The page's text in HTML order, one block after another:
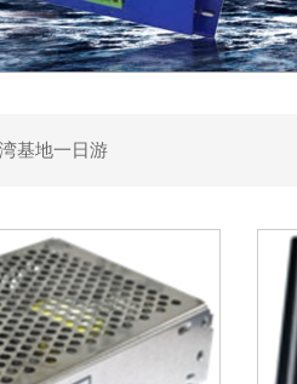
基地一日游
业优选潜力品牌，配电领域十大优
行业变配电及电能质量专业技术交